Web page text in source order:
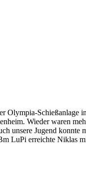
Olympia-Schießanlage
Wieder waren
unsere Jugend konnte
LuPi erreichte Niklas